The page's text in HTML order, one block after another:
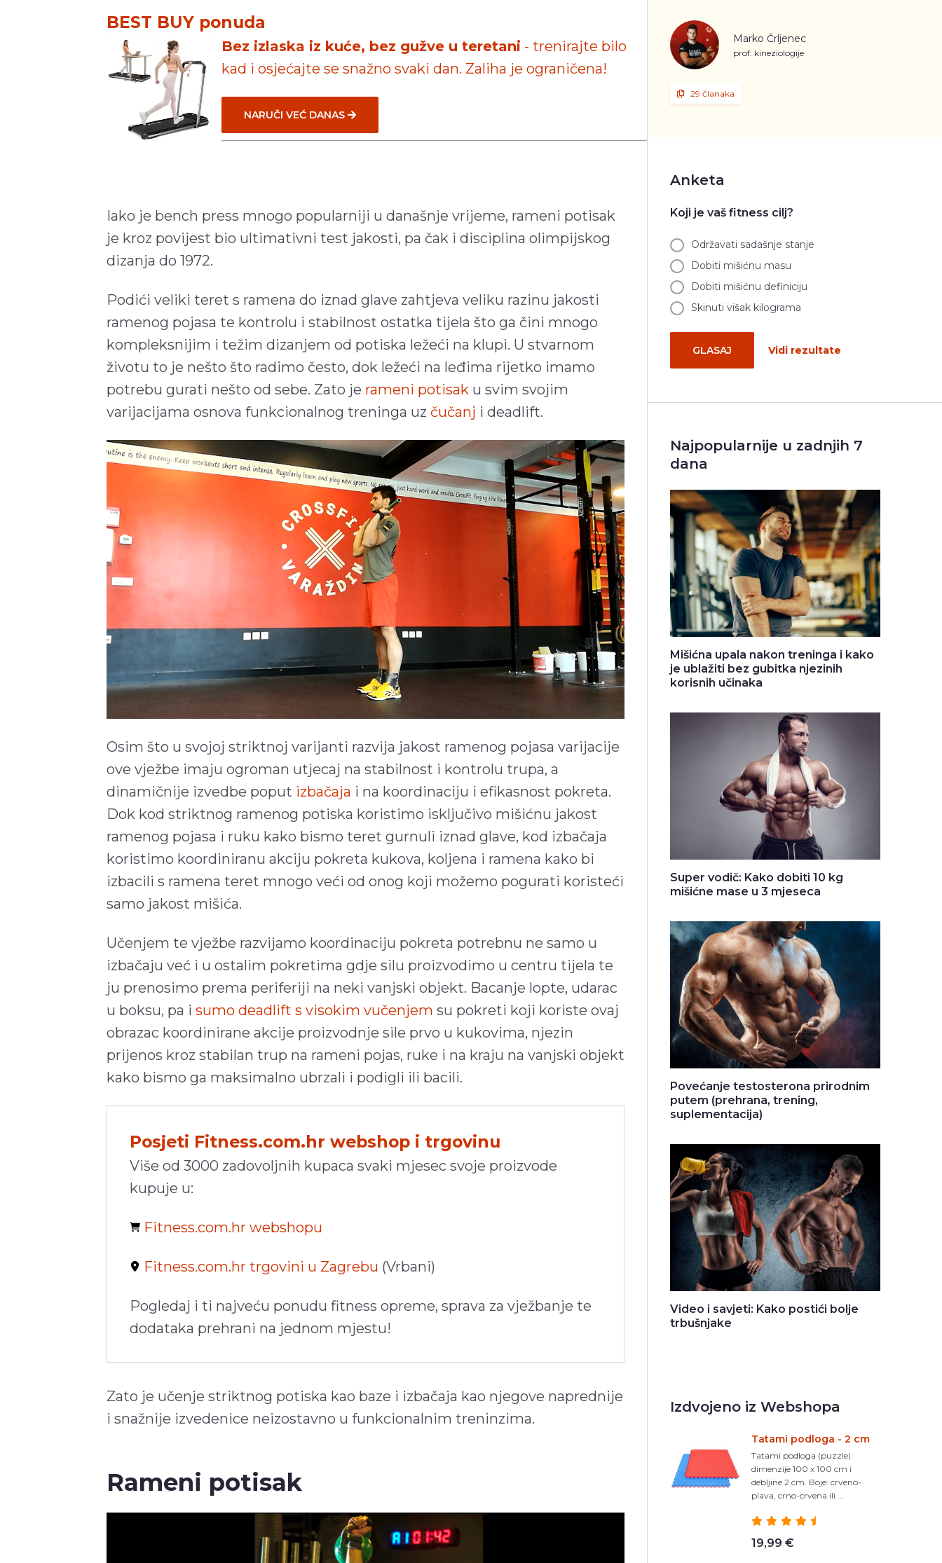
BEST BUY ponuda
Bez izlaska iz kuće, bez gužve u teretani - trenirajte bilo
kad i osjećajte se snažno svaki dan. Zaliha je ograničena!
NARUČI VEĆ DANAS
Iako je bench press mnogo popularniji u današnje vrijeme, rameni potisak
je kroz povijest bio ultimativni test jakosti, pa čak i disciplina olimpijskog
dizanja do 1972.
Podići veliki teret s ramena do iznad glave zahtjeva veliku razinu jakosti
ramenog pojasa te kontrolu i stabilnost ostatka tijela što ga čini mnogo
kompleksnijim i težim dizanjem od potiska ležeći na klupi. U stvarnom
životu to je nešto što radimo često, dok ležeći na leđima rijetko imamo
potrebu gurati nešto od sebe. Zato je rameni potisak u svim svojim
varijacijama osnova funkcionalnog treninga uz čučanj i deadlift.
Osim što u svojoj striktnoj varijanti razvija jakost ramenog pojasa varijacije
ove vježbe imaju ogroman utjecaj na stabilnost i kontrolu trupa, a
dinamičnije izvedbe poput izbačaja i na koordinaciju i efikasnost pokreta.
Dok kod striktnog ramenog potiska koristimo isključivo mišićnu jakost
ramenog pojasa i ruku kako bismo teret gurnuli iznad glave, kod izbačaja
koristimo koordiniranu akciju pokreta kukova, koljena i ramena kako bi
izbacili s ramena teret mnogo veći od onog koji možemo pogurati koristeći
samo jakost mišića.
Učenjem te vježbe razvijamo koordinaciju pokreta potrebnu ne samo u
izbačaju već i u ostalim pokretima gdje silu proizvodimo u centru tijela te
ju prenosimo prema periferiji na neki vanjski objekt. Bacanje lopte, udarac
u boksu, pa i sumo deadlift s visokim vučenjem su pokreti koji koriste ovaj
obrazac koordinirane akcije proizvodnje sile prvo u kukovima, njezin
prijenos kroz stabilan trup na rameni pojas, ruke i na kraju na vanjski objekt
kako bismo ga maksimalno ubrzali i podigli ili bacili.
Posjeti Fitness.com.hr webshop i trgovinu
Više od 3000 zadovoljnih kupaca svaki mjesec svoje proizvode
kupuje u:
Fitness.com.hr webshopu
Fitness.com.hr trgovini u Zagrebu (Vrbani)
Pogledaj i ti najveću ponudu fitness opreme, sprava za vježbanje te
dodataka prehrani na jednom mjestu!
Zato je učenje striktnog potiska kao baze i izbačaja kao njegove naprednije
i snažnije izvedenice neizostavno u funkcionalnim treninzima.
Rameni potisak
Marko Črljenec
prof. kineziologije
29 članaka
Anketa
Koji je vaš fitness cilj?
Održavati sadašnje stanje
Dobiti mišićnu masu
Dobiti mišićnu definiciju
Skinuti višak kilograma
GLASAJ Vidi rezultate
Najpopularnije u zadnjih 7
dana
Mišićna upala nakon treninga i kako
je ublažiti bez gubitka njezinih
korisnih učinaka
Super vodič: Kako dobiti 10 kg
mišićne mase u 3 mjeseca
Povećanje testosterona prirodnim
putem (prehrana, trening,
suplementacija)
Video i savjeti: Kako postići bolje
trbušnjake
Izdvojeno iz Webshopa
Tatami podloga - 2 cm
Tatami podloga (puzzle)
dimenzije 100 x 100 cm i
debljine 2 cm. Boje: crveno-
plava, crno-crvena ili ...
19,99 €